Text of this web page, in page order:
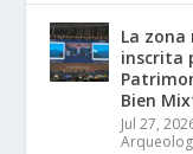
La
inscrita
Bien
Jul 27,